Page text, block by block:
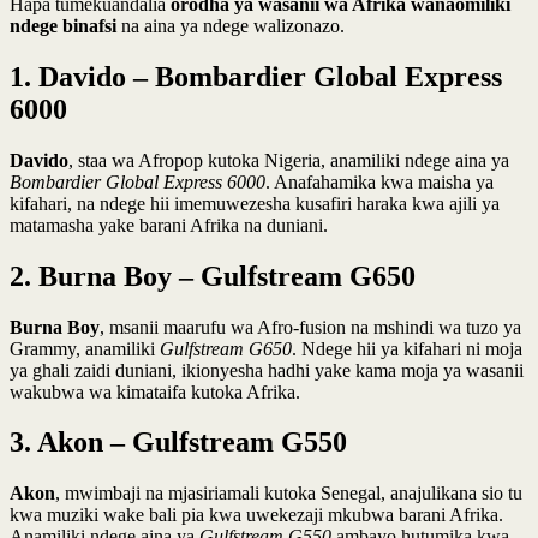
ndege binafsi na aina ya ndege walizonazo.
1. Davido – Bombardier Global Express
6000
Davido, staa wa Afropop kutoka Nigeria, anamiliki ndege aina ya
Bombardier Global Express 6000. Anafahamika kwa maisha ya
kifahari, na ndege hii imemuwezesha kusafiri haraka kwa ajili ya
matamasha yake barani Afrika na duniani.
2. Burna Boy – Gulfstream G650
Burna Boy, msanii maarufu wa Afro-fusion na mshindi wa tuzo ya
Grammy, anamiliki Gulfstream G650. Ndege hii ya kifahari ni moja
ya ghali zaidi duniani, ikionyesha hadhi yake kama moja ya wasanii
wakubwa wa kimataifa kutoka Afrika.
3. Akon – Gulfstream G550
Akon, mwimbaji na mjasiriamali kutoka Senegal, anajulikana sio tu
kwa muziki wake bali pia kwa uwekezaji mkubwa barani Afrika.